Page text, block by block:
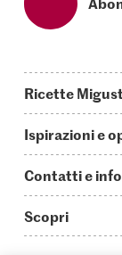
Ricette
Oggi cucino
Piatti principali
Ricette
Ispirazioni e
Storie
Video How to
Contatti e
Guida alle
Scopri